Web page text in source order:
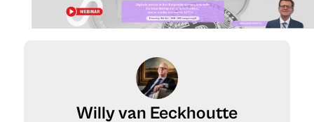
Willy van Eeckhoutte